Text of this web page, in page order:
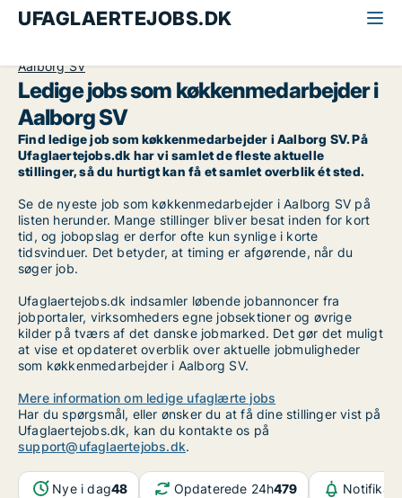
UFAGLAERTEJOBS.DK
Aalborg SV
Ledige jobs som køkkenmedarbejder i
Aalborg SV
Find ledige job som køkkenmedarbejder i Aalborg SV. På
Ufaglaertejobs.dk har vi samlet de fleste aktuelle
stillinger, så du hurtigt kan få et samlet overblik ét sted.
Se de nyeste job som køkkenmedarbejder i Aalborg SV på
listen herunder. Mange stillinger bliver besat inden for kort
tid, og jobopslag er derfor ofte kun synlige i korte
tidsvinduer. Det betyder, at timing er afgørende, når du
søger job.
Ufaglaertejobs.dk indsamler løbende jobannoncer fra
jobportaler, virksomheders egne jobsektioner og øvrige
kilder på tværs af det danske jobmarked. Det gør det muligt
at vise et opdateret overblik over aktuelle jobmuligheder
som køkkenmedarbejder i Aalborg SV.
Mere information om ledige ufaglærte jobs
Har du spørgsmål, eller ønsker du at få dine stillinger vist på
Ufaglaertejobs.dk, kan du kontakte os på
support@ufaglaertejobs.dk.
Nye i dag48 Opdaterede 24h479